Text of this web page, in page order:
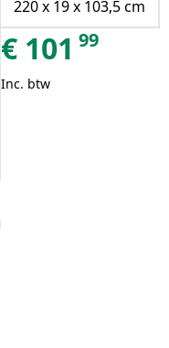
220 x 19 x 103,5 cm
€ 101 99
Inc. btw